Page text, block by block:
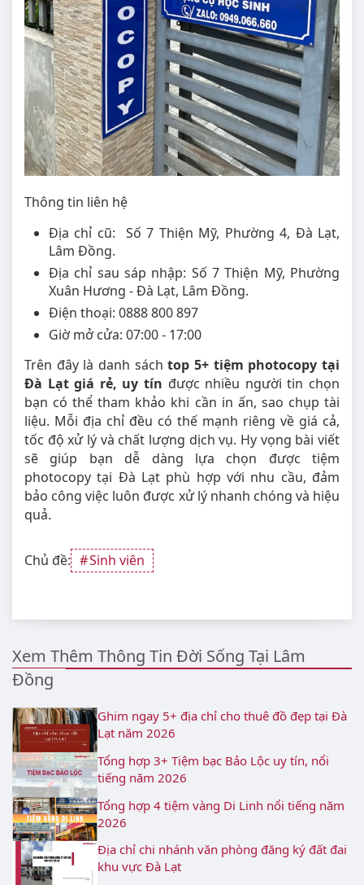
Thông tin liên hệ
Địa chỉ cũ: Số 7 Thiện Mỹ, Phường 4, Đà Lạt,
Lâm Đồng.
Địa chỉ sau sáp nhập: Số 7 Thiện Mỹ, Phường
Xuân Hương - Đà Lạt, Lâm Đồng.
Điện thoại: 0888 800 897
Giờ mở cửa: 07:00 - 17:00
Trên đây là danh sáchtop 5+ tiệm photocopy tại
Đà Lạt giá rẻ, uy tín được nhiều người tin chọn
bạn có thể tham khảo khi cần in ấn, sao chụp tài
liệu. Mỗi địa chỉ đều có thế mạnh riêng về giá cả,
tốc độ xử lý và chất lượng dịch vụ. Hy vọng bài viết
sẽ giúp bạn dễ dàng lựa chọn được tiệm
photocopy tại Đà Lạt phù hợp với nhu cầu, đảm
bảo công việc luôn được xử lý nhanh chóng và hiệu
quả.
Chủ đề: Sinh viên
Xem Thêm Thông Tin Đời Sống Tại Lâm
Đồng
Ghim ngay 5+ địa chỉ cho thuê đồ đẹp tại Đà
Lạt năm 2026
Tổng hợp 3+ Tiệm bạc Bảo Lộc uy tín, nổi
tiếng năm 2026
Tổng hợp 4 tiệm vàng Di Linh nổi tiếng năm
2026
Địa chỉ chi nhánh văn phòng đăng ký đất đai
khu vực Đà Lạt